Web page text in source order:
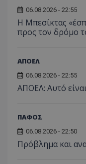
06.08.2026 - 22:55
Η Μπεσίκτας
προς τον δρόμο
ΑΠΟΕΛ
06.08.2026 - 22:55
ΑΠΟΕΛ: Αυτό
ΠΑΦΟΣ
06.08.2026 - 22:50
Πρόβλημα και